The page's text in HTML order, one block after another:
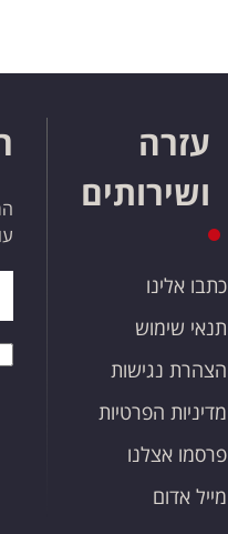
עזרה
ושירותים
כתבו אלינו
תנאי שימוש
הצהרת נגישות
מדיניות הפרטיות
פרסמו אצלנו
מייל אדום